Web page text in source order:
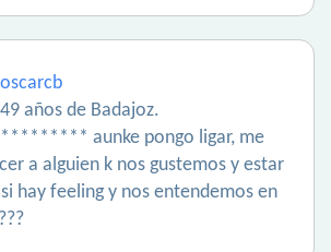
oscarcb
49 años de Badajoz.
********* aunke pongo ligar, me
a alguien k nos gustemos y estar
hay feeling y nos entendemos en